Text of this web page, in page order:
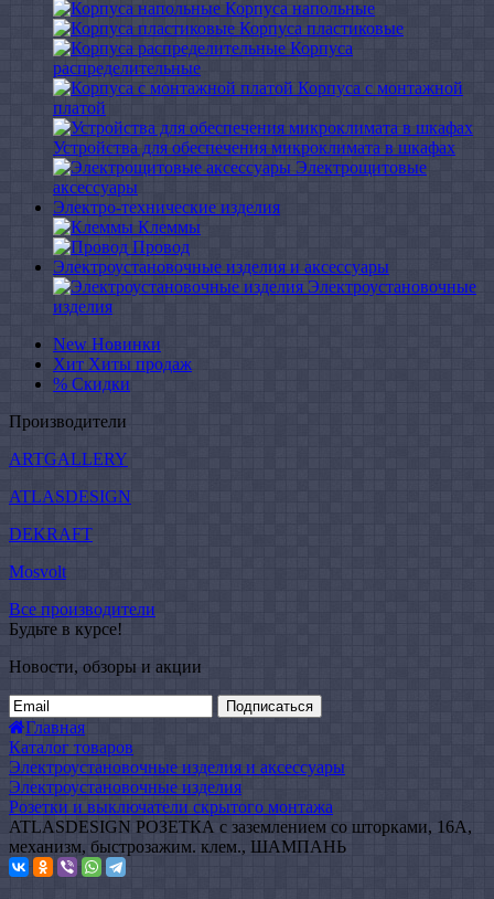
Корпуса напольные
Корпуса пластиковые
Корпуса
распределительные
Корпуса с монтажной
платой
Устройства для обеспечения микроклимата в шкафах
Электрощитовые
аксессуары
Электро-технические изделия
Клеммы
Провод
Электроустановочные изделия и аксессуары
Электроустановочные
изделия
New Новинки
Хит Хиты продаж
% Скидки
Производители
ARTGALLERY
ATLASDESIGN
DEKRAFT
Mosvolt
Все производители
Будьте в курсе!
Новости, обзоры и акции
Подписаться
Главная
Каталог товаров
Электроустановочные изделия и аксессуары
Электроустановочные изделия
Розетки и выключатели скрытого монтажа
ATLASDESIGN РОЗЕТКА с заземлением со шторками, 16А,
механизм, быстрозажим. клем., ШАМПАНЬ